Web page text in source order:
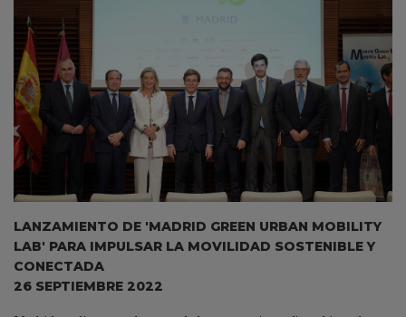
LANZAMIENTO DE 'MADRID GREEN URBAN MOBILITY
LAB' PARA IMPULSAR LA MOVILIDAD SOSTENIBLE Y
CONECTADA
26 SEPTIEMBRE 2022